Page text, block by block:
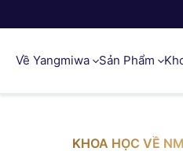
Về Yangmiwa Sản Phẩm
KHOA HỌC VỀ